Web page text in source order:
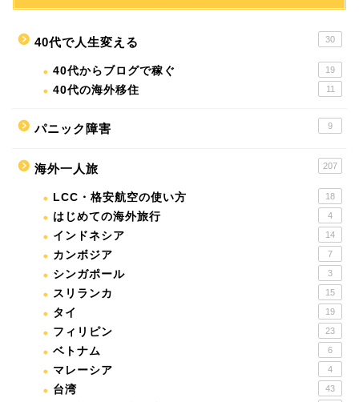
40代で人生変える 30
40代からブログで稼ぐ 19
40代の海外移住 11
パニック障害 9
海外一人旅 207
LCC・格安航空の使い方 18
はじめての海外旅行 4
インドネシア 14
カンボジア 7
シンガポール 3
スリランカ 15
タイ 19
フィリピン 23
ベトナム 6
マレーシア 4
台湾 43